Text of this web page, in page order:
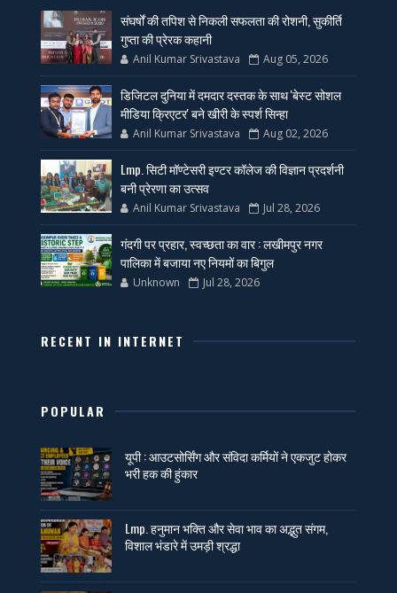
संघर्षों की तपिश से निकली सफलता की रोशनी, सुकीर्ति
गुप्ता की प्रेरक कहानी
Anil Kumar Srivastava Aug 05, 2026
डिजिटल दुनिया में दमदार दस्तक के साथ 'बेस्ट सोशल
मीडिया क्रिएटर' बने खीरी के स्पर्श सिन्हा
Anil Kumar Srivastava Aug 02, 2026
Lmp. सिटी मॉण्टेसरी इण्टर कॉलेज की विज्ञान प्रदर्शनी
बनी प्रेरणा का उत्सव
Anil Kumar Srivastava Jul 28, 2026
गंदगी पर प्रहार, स्वच्छता का वार : लखीमपुर नगर
पालिका में बजाया नए नियमों का बिगुल
Unknown Jul 28, 2026
RECENT IN INTERNET
POPULAR
यूपी : आउटसोर्सिंग और संविदा कर्मियों ने एकजुट होकर
भरी हक की हुंकार
Lmp. हनुमान भक्ति और सेवा भाव का अद्भुत संगम,
विशाल भंडारे में उमड़ी श्रद्धा